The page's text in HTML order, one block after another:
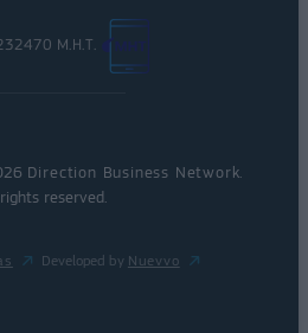
Μ.Η.Τ.
Direction Business Network.
reserved.
Developed by Nuevvo